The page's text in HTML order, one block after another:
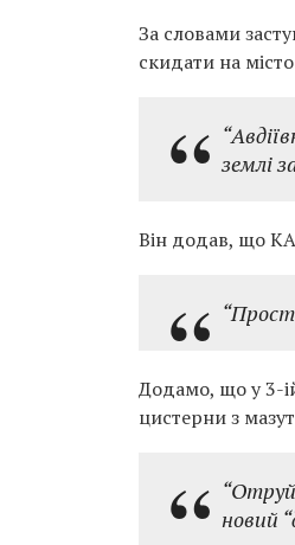
За словами
скидати на
землі
Він додав, що
Додамо, що у 3-
цистерни з
новий